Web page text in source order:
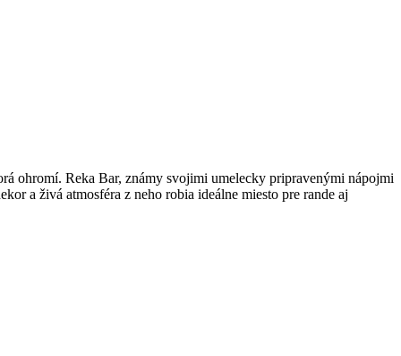
ohromí. Reka Bar, známy svojimi umelecky pripravenými nápojmi
a živá atmosféra z neho robia ideálne miesto pre rande aj